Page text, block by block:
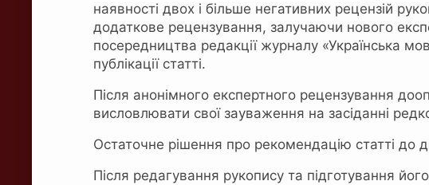
наявності двох і більше негативних рецензій
додаткове рецензування, залучаючи нового
посередництва редакції журналу «Українська
публікації статті.
Після анонімного експертного рецензування
висловлювати свої зауваження на засіданні
Остаточне рішення про рекомендацію статті до
Після редагування рукопису та підготування